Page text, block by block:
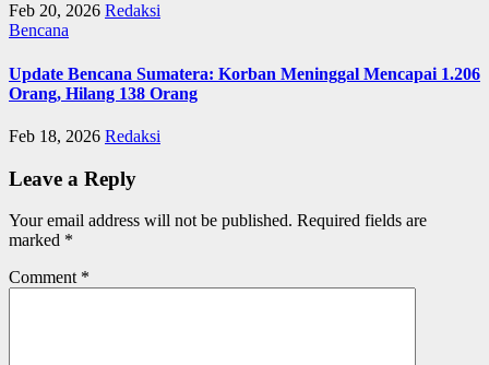
Feb 20, 2026 Redaksi
Bencana
Update Bencana Sumatera: Korban Meninggal Mencapai 1.206
Orang, Hilang 138 Orang
Feb 18, 2026 Redaksi
Leave a Reply
Your email address will not be published. Required fields are
marked *
Comment *